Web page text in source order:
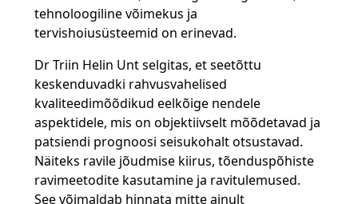
tehnoloogiline võimekus ja
tervishoiusüsteemid on erinevad.
Dr Triin Helin Unt selgitas, et seetõttu
keskenduvadki rahvusvahelised
kvaliteedimõõdikud eelkõige nendele
aspektidele, mis on objektiivselt mõõdetavad ja
patsiendi prognoosi seisukohalt otsustavad.
Näiteks ravile jõudmise kiirus, tõenduspõhiste
ravimeetodite kasutamine ja ravitulemused.
See võimaldab hinnata mitte ainult